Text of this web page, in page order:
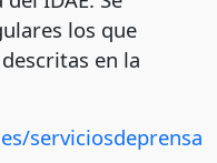
los que
en la
serviciosdeprensa